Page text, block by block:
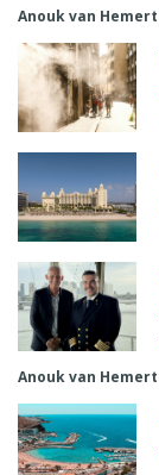
Anouk van Hemert
Anouk van Hemert